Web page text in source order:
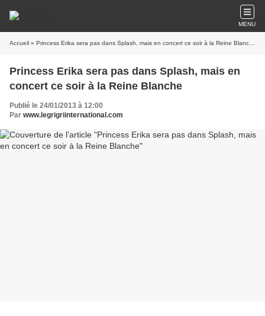
MENU
Accueil » Princess Erika sera pas dans Splash, mais en concert ce soir à la Reine Blanche
Princess Erika sera pas dans Splash, mais en
concert ce soir à la Reine Blanche
Publié le 24/01/2013 à 12:00
Par www.legrigriinternational.com